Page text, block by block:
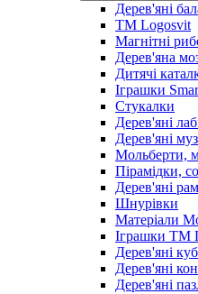
Дерев'яні
TM Logosvit
Магнітні
Дерев'яна
Дитячі
Іграшки
Стукалки
Дерев'яні
Дерев'яні
Мольберти,
Пірамідки,
Дерев'яні
Шнурівки
Матеріали
Іграшки ТМ
Дерев'яні
Дерев'яні
Дерев'яні